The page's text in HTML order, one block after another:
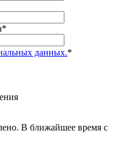
*
данных.*
В ближайшее время с